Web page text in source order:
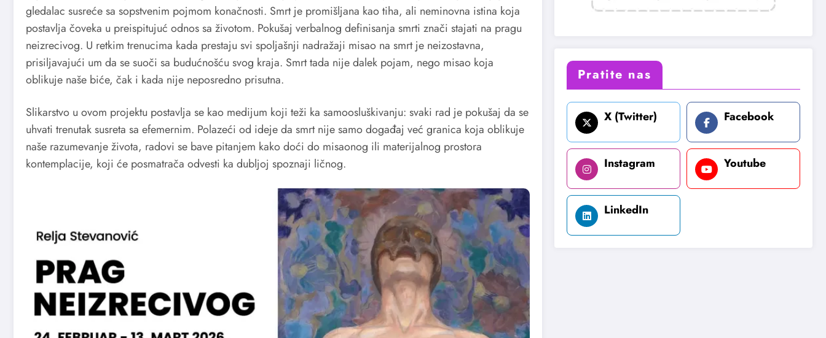
gledalac susreće sa sopstvenim pojmom konačnosti. Smrt je promišljana kao tiha, ali neminovna istina koja
postavlja čoveka u preispitujuć odnos sa životom. Pokušaj verbalnog definisanja smrti znači stajati na pragu
neizrecivog. U retkim trenucima kada prestaju svi spoljašnji nadražaji misao na smrt je neizostavna,
prisiljavajući um da se suoči sa budućnošću svog kraja. Smrt tada nije dalek pojam, nego misao koja
oblikuje naše biće, čak i kada nije neposredno prisutna.
Slikarstvo u ovom projektu postavlja se kao medijum koji teži ka samoosluškivanju: svaki rad je pokušaj da se
uhvati trenutak susreta sa efemernim. Polazeći od ideje da smrt nije samo događaj već granica koja oblikuje
naše razumevanje života, radovi se bave pitanjem kako doći do misaonog ili materijalnog prostora
kontemplacije, koji će posmatrača odvesti ka dubljoj spoznaji ličnog.
Pratite nas
X (Twitter) Facebook
Instagram Youtube
LinkedIn